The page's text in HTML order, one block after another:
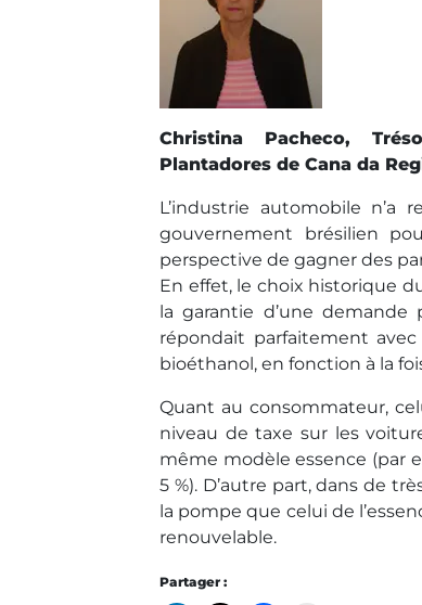
Christina Pacheco,
Plantadores de Cana da
L’industrie automobile
gouvernement brésilien
perspective de gagner des
En effet, le choix historique
la garantie d’une
répondait parfaitement
bioéthanol, en fonction à la
Quant au consommateur,
niveau de taxe sur les
même modèle essence (par
5 %). D’autre part, dans de
la pompe que celui de
renouvelable.
Partager :